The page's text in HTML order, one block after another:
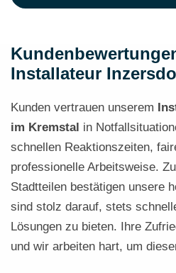
Installateur
Kunden vertrauen unserem
im Kremstal in
schnellen Reaktionszeiten,
professionelle Arbeitsweise.
Stadtteilen bestätigen unsere
sind stolz darauf, stets
Lösungen zu bieten. Ihre
und wir arbeiten hart, um